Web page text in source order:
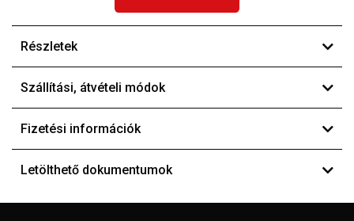
Részletek
Szállítási, átvételi módok
Fizetési információk
Letölthető dokumentumok